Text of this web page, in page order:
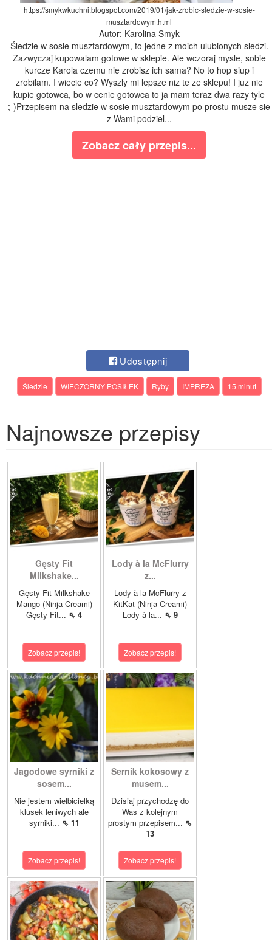
https://smykwkuchni.blogspot.com/2019/01/jak-zrobic-sledzie-w-sosie-
musztardowym.html
Autor: Karolina Smyk
Śledzie w sosie musztardowym, to jedne z moich ulubionych sledzi.
Zazwyczaj kupowalam gotowe w sklepie. Ale wczoraj mysle, sobie
kurcze Karola czemu nie zrobisz ich sama? No to hop siup i
zrobilam. I wiecie co? Wyszly mi lepsze niz te ze sklepu! I juz nie
kupie gotowca, bo w cenie gotowca to ja mam teraz dwa razy tyle
;-)Przepisem na sledzie w sosie musztardowym po prostu musze sie
z Wami podziel...
Zobacz cały przepis...
Udostępnij
Śledzie WIECZORNY POSIŁEK Ryby IMPREZA 15 minut
Najnowsze przepisy
Gęsty Fit
Milkshake...
Gęsty Fit Milkshake
Mango (Ninja Creami)
Gęsty Fit... ⇖ 4
Zobacz przepis!
Lody à la McFlurry
z...
Lody à la McFlurry z
KitKat (Ninja Creami)
Lody à la... ⇖ 9
Zobacz przepis!
Jagodowe syrniki z
sosem...
Nie jestem wielbicielką
klusek leniwych ale
syrniki... ⇖ 11
Zobacz przepis!
Sernik kokosowy z
musem...
Dzisiaj przychodzę do
Was z kolejnym
prostym przepisem... ⇖
13
Zobacz przepis!